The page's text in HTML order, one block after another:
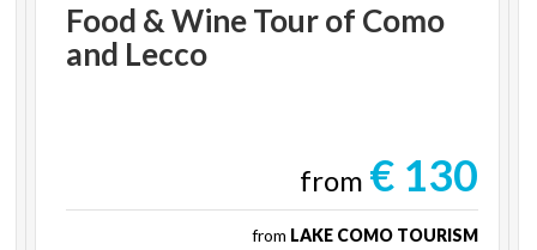
Food &WineTourof Como
and Lecco
from € 130
from LAKE COMO TOURISM